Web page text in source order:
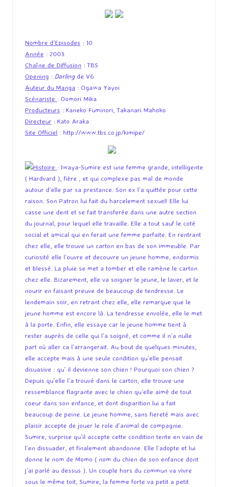
Nombre d’Episodes : 10
Année : 2003
Chaîne de Diffusion : TBS
Opening : Darlingde V6
Auteur du Manga : Ogawa Yayoi
Scénariste : Oomori Mika
Producteurs : Kaneko Fuminori, Takanari Mahoko
Directeur : Kato Araka
Site Officiel : http://www.tbs.co.jp/kimipe/
Histoire : Iwaya-Sumire est une femme grande, intelligente
( Hardvard ), fière , et qui complexe pas mal de monde
autour d’elle par sa prestance. Son ex l’a quittée pour cette
raison. Son Patron lui fait du harcelement sexuel! Elle lui
casse une dent et se fait transferée dans une autre section
du journal, pour lequel elle travaille. Elle a tout sauf le coté
social et amical qui en ferait une femme parfaite. En rentrant
chez elle, elle trouve un carton en bas de son immeuble. Par
curiosité elle l’ouvre et decouvre un jeune homme, endormis
et blessé. La pluie se met a tomber et elle ramène le carton
chez elle. Bizarement, elle va soigner le jeune, le laver, et le
nourir en faisant preuve de beaucoup de tendresse. Le
lendemain soir, en retrant chez elle, elle remarque que le
jeune homme est encore là. La tendresse envolée, elle le met
à la porte. Enfin, elle essaye car le jeune homme tient à
rester auprès de celle qui l’a soigné, et comme il n’a nulle
part où aller ca l’arrangerait. Au bout de quelques minutes,
elle accepte mais à une seule condition qu’elle pensait
disuasive : qu’ il devienne son chien ! Pourquoi son chien ?
Depuis qu’elle l’a trouvé dans le carton, elle trouve une
ressemblance flagrante avec le chien qu’elle aimé de tout
coeur dans son enfance, et dont disparition lui a fait
beaucoup de peine. Le jeune homme, sans fiereté mais avec
plaisir accepte de jouer le role d’animal de compagnie.
Sumire, surprise qu’il accepte cette condition tente en vain de
l’en dissuader, et finalement abandonne. Elle l’adopte et lui
donne le nom de Momo ( nom du chien de son enfance dont
j’ai parlé au dessus ). Un couple hors du commun va vivre
sous le même toit, Sumire, la femme forte va petit a petit